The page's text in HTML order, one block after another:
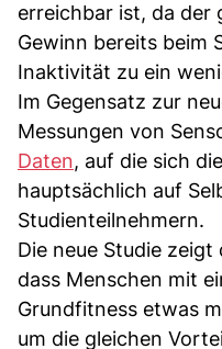
erreichbar ist, da der
Gewinn bereits beim
Inaktivität zu ein
Im Gegensatz zur
Messungen von
Daten, auf die sich die
hauptsächlich auf
Studienteilnehmern.
Die neue Studie
dass Menschen mit
Grundfitness etwas
um die gleichen